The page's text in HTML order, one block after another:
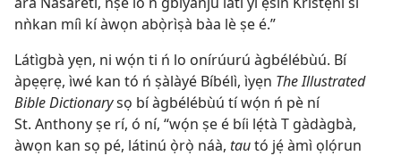
nǹkan míì kí àwọn abọ̀rìṣà bàa lè ṣe é.”
Látìgbà yẹn, ni wọ́n ti ń lo onírúurú àgbélébùú. Bí
àpẹẹrẹ, ìwé kan tó ń ṣàlàyé Bíbélì, ìyẹn The Illustrated
Bible Dictionarysọ bí àgbélébùú tí wọ́n ń pè ní
St. Anthony ṣe rí, ó ní, “wọ́n ṣe é bíi lẹ́tà T gàdàgbà,
àwọn kan sọ pé, látinú ọ̀rọ̀ náà, tautó jẹ́ àmì ọlọ́run